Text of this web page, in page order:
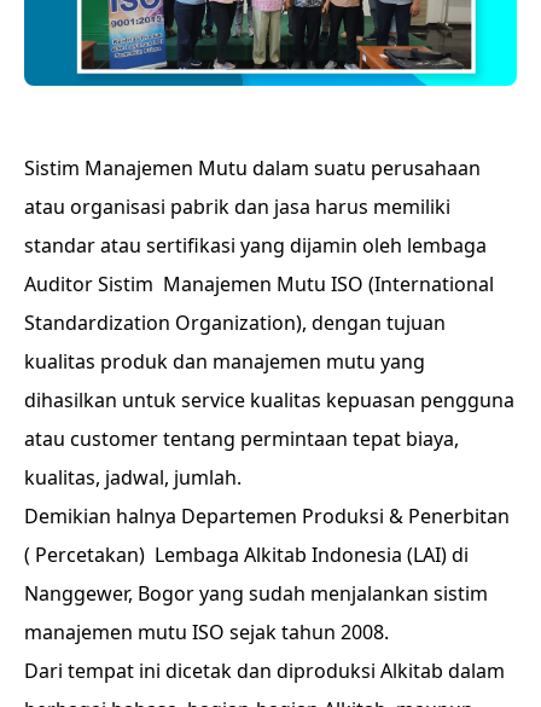
Sistim Manajemen Mutu dalam suatu perusahaan
atau organisasi pabrik dan jasa harus memiliki
standar atau sertifikasi yang dijamin oleh lembaga
Auditor Sistim Manajemen Mutu ISO (International
Standardization Organization), dengan tujuan
kualitas produk dan manajemen mutu yang
dihasilkan untuk service kualitas kepuasan pengguna
atau customer tentang permintaan tepat biaya,
kualitas, jadwal, jumlah.
Demikian halnya Departemen Produksi & Penerbitan
( Percetakan) Lembaga Alkitab Indonesia (LAI) di
Nanggewer, Bogor yang sudah menjalankan sistim
manajemen mutu ISO sejak tahun 2008.
Dari tempat ini dicetak dan diproduksi Alkitab dalam